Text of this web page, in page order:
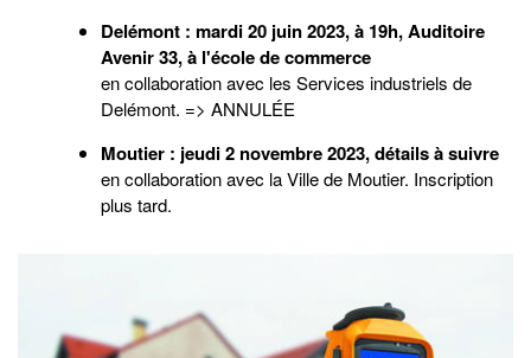
Delémont : mardi 20 juin 2023, à 19h, Auditoire
Avenir 33, à l'école de commerce
en collaboration avec les Services industriels de
Delémont. => ANNULÉE
Moutier : jeudi 2 novembre 2023, détails à suivre
en collaboration avec la Ville de Moutier. Inscription
plus tard.